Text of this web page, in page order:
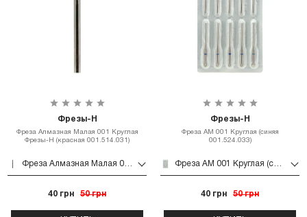
Фрезы-Н
Фреза Алмазная Малая 001 Круглая
Фрезы-Н (красная 001.514.031)
40 грн 50 грн
Фрезы-Н
Фреза АМ 001 Круглая (синяя
001.524.033)
40 грн 50 грн